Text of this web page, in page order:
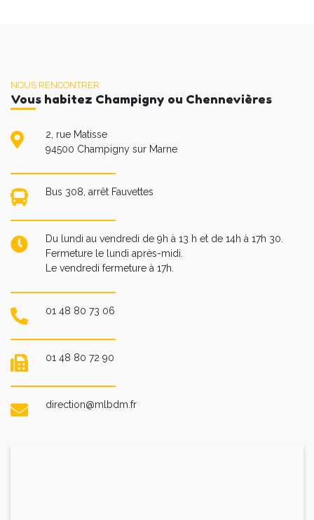
NOUS RENCONTRER
Vous habitez Champigny ou Chennevières
2, rue Matisse
94500 Champigny sur Marne
Bus 308, arrêt Fauvettes
Du lundi au vendredi de 9h à 13 h et de 14h à 17h 30.
Fermeture le lundi après-midi.
Le vendredi fermeture à 17h.
01 48 80 73 06
01 48 80 72 90
direction@mlbdm.fr